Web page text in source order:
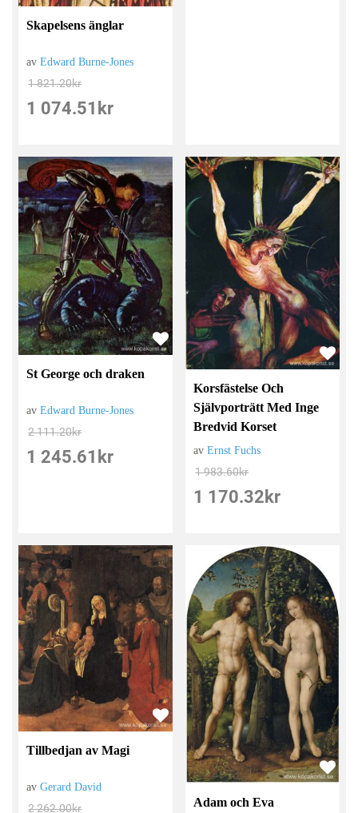
Skapelsens änglar
avEdward Burne-Jones
1 821.20kr
1 074.51 kr
St George och draken
avEdward Burne-Jones
2 111.20kr
1 245.61 kr
Korsfästelse Och
Självporträtt Med Inge
Bredvid Korset
avErnst Fuchs
1 983.60kr
1 170.32 kr
Tillbedjan av Magi
avGerard David
2 262.00kr Adam och Eva